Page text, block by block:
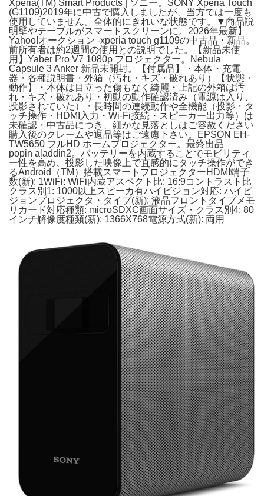
Xperia(TM) Smart Products | ソニー。SONY Xperia Touch
(G1109)2019年に中古で購入しましたが、当方では一度も
使用していません。全体的にきれいな状態です。▼商品説
明壁やテーブルがスマートスクリーンに。2026年最新】
Yahoo!オークション -xperia touch g1109の中古品・新品。
前所有者は約2週間の使用との説明でした。【新品未使
用】Yaber Pro V7 1080p プロジェクター。Nebula
Capsule 3 Anker 新品未開封。【付属品】・本体・充電
器・各種説明書・外箱（汚れ・キズ・破れあり）【状態・
動作】・本体は目立った傷もなく綺麗・上記の外箱は汚
れ・キズ・破れあり・初動の動作確認済み（電源は入り、
投影されていた）・長時間の連続動作や全機能（投影・タ
ッチ操作・HDMI入力・Wi‑Fi接続・スピーカー出力等）は
未確認・中古品につき、細かな見落としはご容赦ください
購入後のクレームや返品等はご遠慮下さい。EPSON EH-
TW5650 フルHD ホームプロジェクター。最終出品
popin aladdin2。バッテリーを内蔵することでモビリティ
ー性を高め、投影した映像上で直感的にタッチ操作ができ
るAndroid（TM）搭載スマートプロジェクターHDMI端子
数(新): 1WiFi: WiFi内蔵アスペクト比: 16:9コントラスト比
クラス別1: 1000以上スピーカ有ハイビジョン対応: ハイビ
ジョンプロジェクタ・タイプ(新): 液晶フロントタイプメモ
リカード対応種類: microSDXC画面サイズ・クラス別4: 80
インチ解像度種類(新): 1366X768電源方式(新): 両用